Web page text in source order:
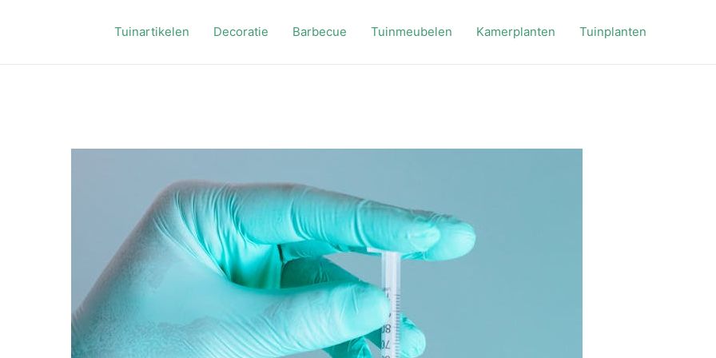
Tuinartikelen Decoratie Barbecue Tuinmeubelen Kamerplanten Tuinplanten